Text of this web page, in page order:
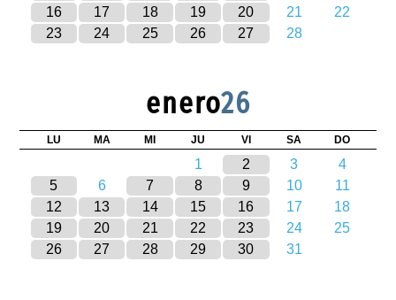
16
17 18 19 20 21
22
23
24 25 26 27 28
enero26
LU MA MI JU VI SA DO
1 2 3
4
5
6 7 8 9 10
11
12
13 14 15 16 17
18
19
20 21 22 23 24
25
26
27 28 29 30 31